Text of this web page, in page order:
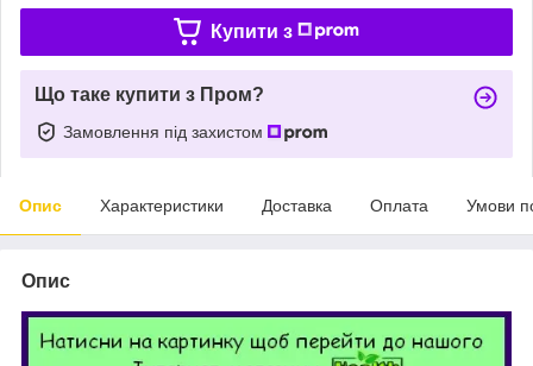
Купити з
Що таке купити з Пром?
Замовлення під захистом
Опис Характеристики Доставка Оплата Умови
Опис